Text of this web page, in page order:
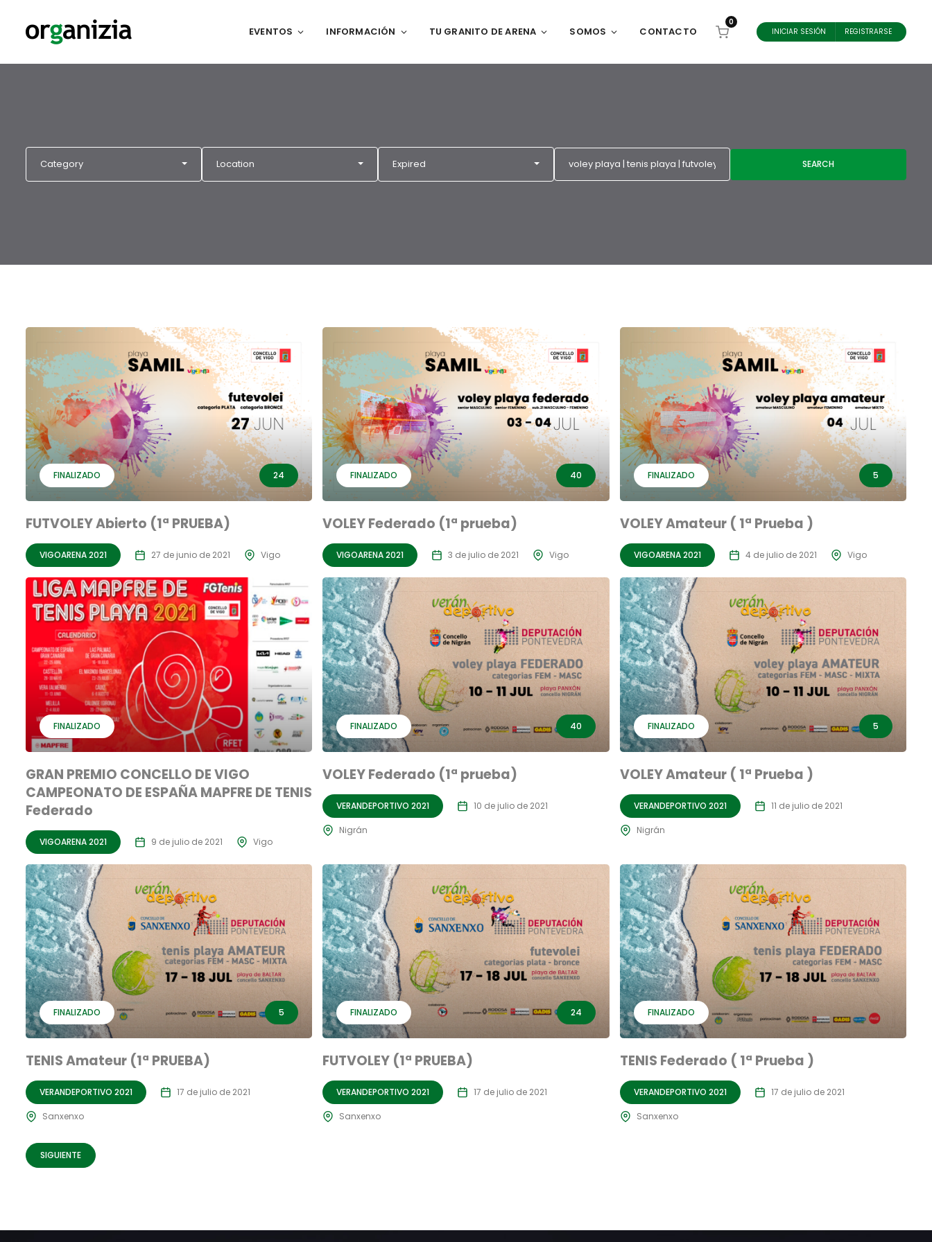
EVENTOS INFORMACIÓN TU GRANITO DE ARENA SOMOS CONTACTO
0
INICIAR SESIÓN REGISTRARSE
Category Location Expired SEARCH
FINALIZADO 24
FUTVOLEY Abierto (1ª PRUEBA)
VIGOARENA 2021 27 de junio de 2021 Vigo
FINALIZADO 40
VOLEY Federado (1ª prueba)
VIGOARENA 2021 3 de julio de 2021 Vigo
FINALIZADO 5
VOLEY Amateur ( 1ª Prueba )
VIGOARENA 2021 4 de julio de 2021 Vigo
FINALIZADO
GRAN PREMIO CONCELLO DE VIGO
CAMPEONATO DE ESPAÑA MAPFRE DE TENIS
Federado
VIGOARENA 2021 9 de julio de 2021 Vigo
FINALIZADO 40
VOLEY Federado (1ª prueba)
VERANDEPORTIVO 2021 10 de julio de 2021
Nigrán
FINALIZADO 5
VOLEY Amateur ( 1ª Prueba )
VERANDEPORTIVO 2021 11 de julio de 2021
Nigrán
FINALIZADO 5
TENIS Amateur (1ª PRUEBA)
VERANDEPORTIVO 2021 17 de julio de 2021
Sanxenxo
FINALIZADO 24
FUTVOLEY (1ª PRUEBA)
VERANDEPORTIVO 2021 17 de julio de 2021
Sanxenxo
FINALIZADO
TENIS Federado ( 1ª Prueba )
VERANDEPORTIVO 2021 17 de julio de 2021
Sanxenxo
SIGUIENTE